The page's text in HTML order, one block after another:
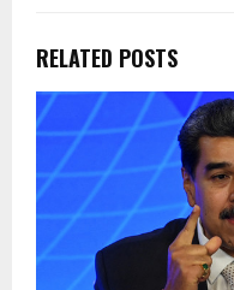
RELATED POSTS